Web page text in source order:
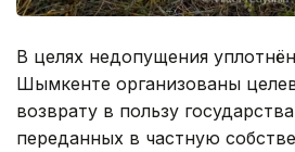
В целях недопущения
Шымкенте организованы
возврату в пользу
переданных в частную